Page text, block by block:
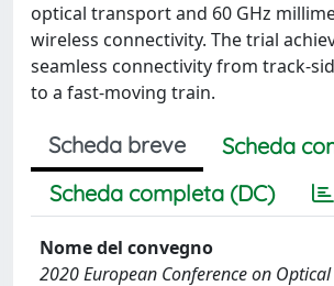
optical transport and 60 GHz
wireless connectivity. The trial
seamless connectivity from track-
to a fast-moving train.
Scheda breve
Scheda
Scheda completa (DC)
Nome del convegno
2020 European Conference on Optical